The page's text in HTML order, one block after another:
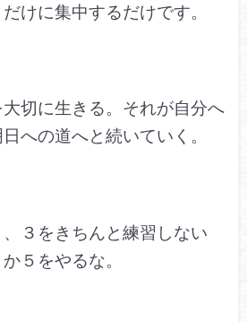
けに集中するだけです。
大切に生きる。それが自分へ
への道へと続いていく。
３をきちんと練習しない
５をやるな。